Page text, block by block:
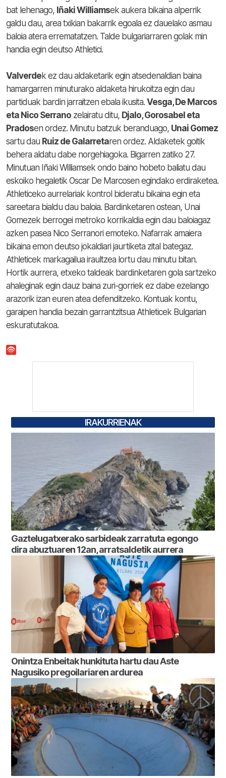
bat lehenago, Iñaki Williamsek aukera bikaina alperrik
galdu dau, area txikian bakarrik egoala ez dauelako asmau
baloia atera errematatzen. Talde bulgariarraren golak min
handia egin deutso Athletici.
Valverdek ez dau aldaketarik egin atsedenaldian baina
hamargarren minuturako aldaketa hirukoitza egin dau
partiduak bardin jarraitzen ebala ikusita. Vesga, De Marcos
eta Nico Serrano zelairatu ditu, Djalo, Gorosabel eta
Pradosen ordez. Minutu batzuk beranduago, Unai Gomez
sartu dau Ruiz de Galarretaren ordez. Aldaketek goitik
behera aldatu dabe norgehiagoka. Bigarren zatiko 27.
Minutuan Iñaki Williamsek ondo baino hobeto baliatu dau
eskoiko hegaletik Oscar De Marcosen egindako erdiraketea.
Athleticeko aurrelariak kontrol bideratu bikaina egin eta
sareetara bialdu dau baloia. Bardinketaren ostean, Unai
Gomezek berrogei metroko korrikaldia egin dau baloiagaz
azken pasea Nico Serranori emoteko. Nafarrak amaiera
bikaina emon deutso jokaldiari jaurtiketa zital bategaz.
Athleticek markagailua iraultzea lortu dau minutu bitan.
Hortik aurrera, etxeko taldeak bardinketaren gola sartzeko
ahaleginak egin dauz baina zuri-gorriek ez dabe ezelango
arazorik izan euren atea defenditzeko. Kontuak kontu,
garaipen handia bezain garrantzitsua Athleticek Bulgarian
eskuratutakoa.
IRAKURRIENAK
Gaztelugatxerako sarbideak zarratuta egongo
dira abuztuaren 12an, arratsaldetik aurrera
Onintza Enbeitak hunkituta hartu dau Aste
Nagusiko pregoilariaren ardurea